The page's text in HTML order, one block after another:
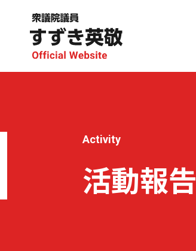
Activity
活動報告